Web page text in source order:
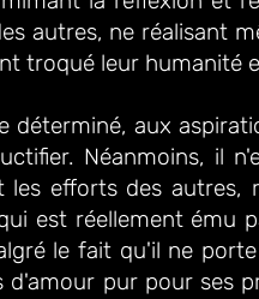
autres, ne réalisant
troqué leur humanité
déterminé, aux
Néanmoins, il
les efforts des autres,
est réellement ému
le fait qu'il ne
d'amour pur pour ses